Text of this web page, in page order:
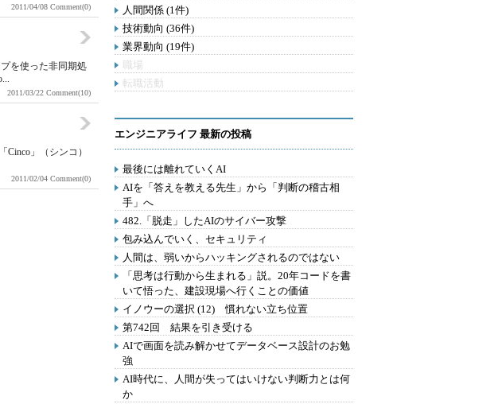
2011/04/08 Comment(0)
を使った非同期処
2011/03/22 Comment(10)
Cinco」（シンコ）
2011/02/04 Comment(0)
人間関係 (1件)
技術動向 (36件)
業界動向 (19件)
職場
転職活動
エンジニアライフ 最新の投稿
最後には離れていくAI
AIを「答えを教える先生」から「判断の稽古相
手」へ
482.「脱走」したAIのサイバー攻撃
包み込んでいく、セキュリティ
人間は、弱いからハッキングされるのではない
「思考は行動から生まれる」説。20年コードを書
いて悟った、建設現場へ行くことの価値
イノウーの選択 (12) 慣れない立ち位置
第742回 結果を引き受ける
AIで画面を読み解かせてデータベース設計のお勉
強
AI時代に、人間が失ってはいけない判断力とは何
か